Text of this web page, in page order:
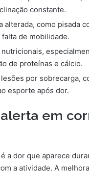
constante.
alterada, como pisada
de mobilidade.
de proteínas e cálcio.
por sobrecarga,
esporte após dor.
em
a dor que aparece
a atividade. A